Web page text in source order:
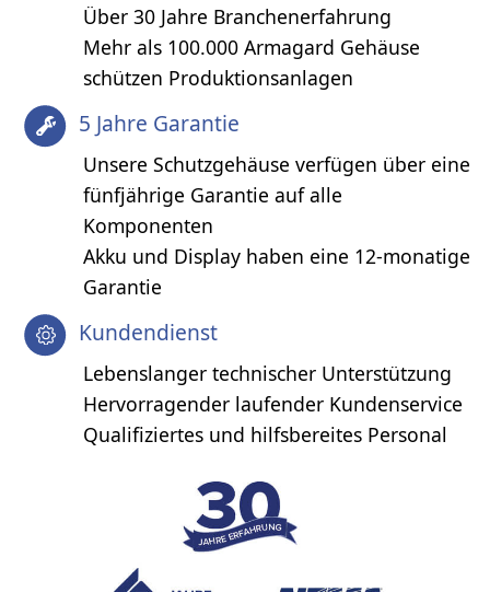
Über 30 Jahre Branchenerfahrung
Mehr als 100.000 Armagard Gehäuse
schützen Produktionsanlagen
5 Jahre Garantie
Unsere Schutzgehäuse verfügen über eine
fünfjährige Garantie auf alle
Komponenten
Akku und Display haben eine 12-monatige
Garantie
Kundendienst
Lebenslanger technischer Unterstützung
Hervorragender laufender Kundenservice
Qualifiziertes und hilfsbereites Personal